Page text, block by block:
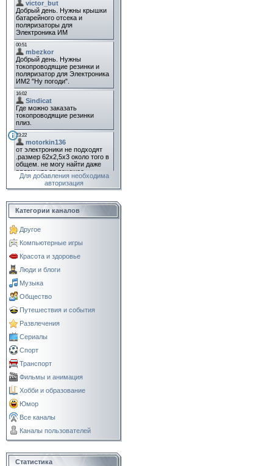
Для добавления необходима
авторизация
Категории каналов
Другое
Компьютерные игры
Красота и здоровье
Люди и блоги
Музыка
Общество
Путешествия и события
Развлечения
Сериалы
Спорт
Транспорт
Фильмы и анимация
Хобби и образование
Юмор
Все каналы
Каналы пользователей
Статистика